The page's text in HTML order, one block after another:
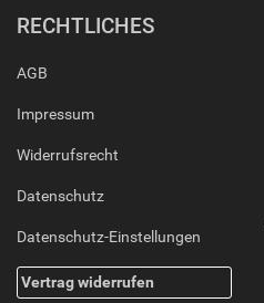
RECHTLICHES
AGB
Impressum
Widerrufsrecht
Datenschutz
Datenschutz-Einstellungen
Vertrag widerrufen